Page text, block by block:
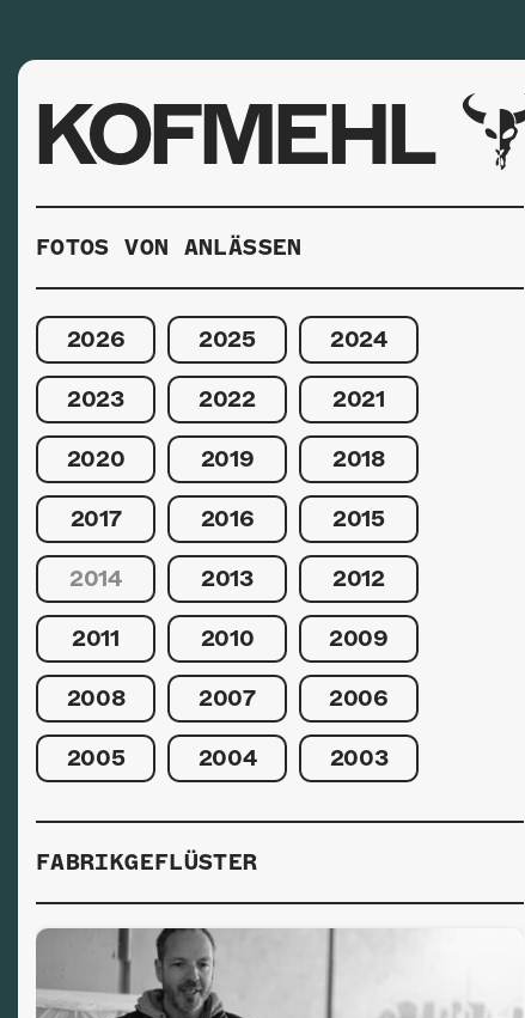
KOFMEHL
FOTOS VON ANLÄSSEN
2026 2025 2024
2023 2022 2021
2020 2019 2018
2017 2016 2015
2014 2013 2012
2011 2010 2009
2008 2007 2006
2005 2004 2003
FABRIKGEFLÜSTER